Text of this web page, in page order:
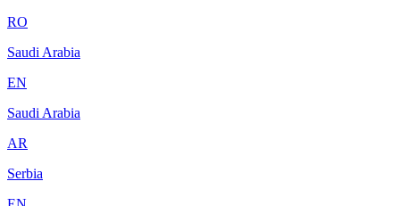
RO
Saudi Arabia
EN
Saudi Arabia
AR
Serbia